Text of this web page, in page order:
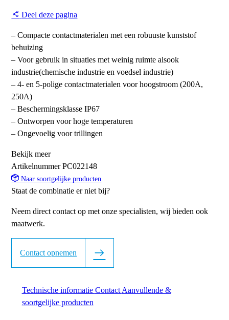
Deel deze pagina
– Compacte contactmaterialen met een robuuste kunststof
behuizing
– Voor gebruik in situaties met weinig ruimte alsook
industrie(chemische industrie en voedsel industrie)
– 4- en 5-polige contactmaterialen voor hoogstroom (200A,
250A)
– Beschermingsklasse IP67
– Ontworpen voor hoge temperaturen
– Ongevoelig voor trillingen
Bekijk meer
ArtikelnummerPC022148
Naar soortgelijke producten
Staat de combinatie er niet bij?
Neem direct contact op met onze specialisten, wij bieden ook
maatwerk.
Contact opnemen
Technische informatie Contact Aanvullende &
soortgelijke producten